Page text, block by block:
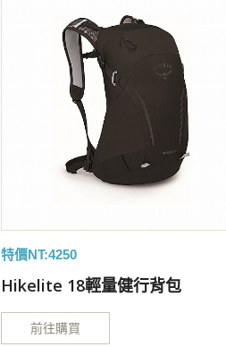
特價NT:4250
Hikelite 18輕量健行背包
前往購買